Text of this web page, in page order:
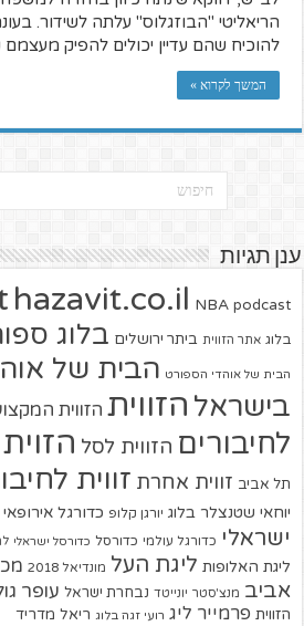
הריאליטי "הבוזגלוס" עלתה לשידור.
להוכיח שהם עדיין יכולים להפיק
המשך לקרוא »
ענן תגיות
hazavit.co.il NBA podcast
בלוג אתר הזווית ביתר ירושלים בלוג
הבית של אוהדי הספורט הבית של
בישראל הזווית הזווית
לחיבורים הזווית לסל הזוית
תל אביב זווית אחרת זווית
יוחאי שטנצלר בלוג יורגן קלופ כדורגל אירופאי
ישראלי כדורגל עולמי כדורסל כדורסל ישראלי
ליגת האלופות ליגת העל מונדיאל 2018
אביב מנצ'סטר יונייטד נבחרת ישראל עופר
הזווית פרמייר ליג רועי זגה בלוג ריאל מדריד